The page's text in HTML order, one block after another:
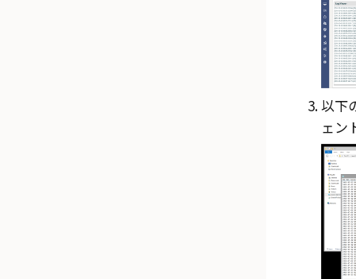
以下
ェン